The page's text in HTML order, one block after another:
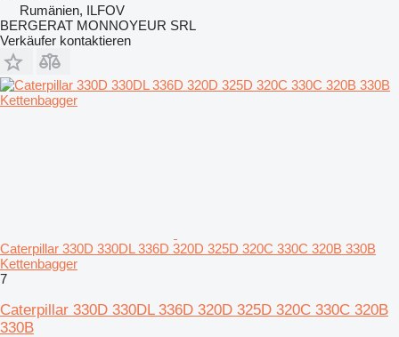
Rumänien, ILFOV
BERGERAT MONNOYEUR SRL
Verkäufer kontaktieren
Caterpillar 330D 330DL 336D 320D 325D 320C 330C 320B 330B
Kettenbagger
7
Caterpillar 330D 330DL 336D 320D 325D 320C 330C 320B
330B